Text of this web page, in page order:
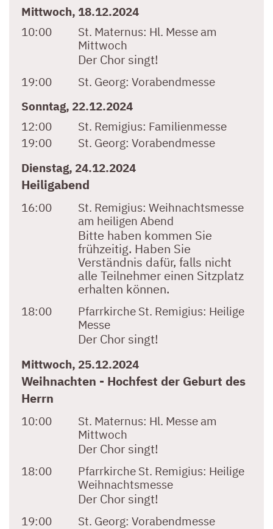
Mittwoch, 18.12.2024
10:00
St. Maternus: Hl. Messe am
Mittwoch
Der Chor singt!
19:00 St. Georg:Vorabendmesse
Sonntag, 22.12.2024
12:00
St. Remigius: Familienmesse
19:00
St. Georg:Vorabendmesse
Dienstag, 24.12.2024
Heiligabend
16:00 St. Remigius:Weihnachtsmesse
am heiligen Abend
Bitte haben kommen Sie
frühzeitig. Haben Sie
Verständnis dafür, falls nicht
alle Teilnehmer einen Sitzplatz
erhalten können.
18:00 Pfarrkirche St. Remigius: Heilige
Messe
Der Chor singt!
Mittwoch, 25.12.2024
Weihnachten - Hochfest der Geburt des
Herrn
10:00 St. Maternus: Hl. Messe am
Mittwoch
Der Chor singt!
18:00 Pfarrkirche St. Remigius: Heilige
Weihnachtsmesse
Der Chor singt!
19:00 St. Georg:Vorabendmesse